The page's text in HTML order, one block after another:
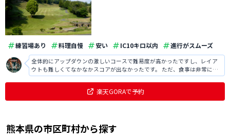
練習場あり 料理自慢 安い IC10キロ以内 進行がスムーズ
全体的にアップダウンの激しいコースで難易度が高かったですし、レイア
ウトも難しくてなかなかスコアが出なかったです。 ただ、食事は非常に美
味しかったですし、クラブハウスも綺麗で快適でした。
楽天GORAで予約
熊本県の市区町村から探す